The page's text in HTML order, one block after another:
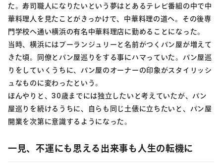
た。寿司職人になりたいという夢はとあるテレビ番組の中で中
華料理人を見たことがきっかけで、中華料理の道へ。その後専
門学校へ通い横浜の有名中華料理店に勤めることになった。
当時、横浜にはブーランジュリーと名前がつくパン屋が増えて
きた頃。同僚とパン屋巡りをする事にハマっていた。パン屋巡
りをしていくうちに、パン屋のオーナーの印象がスタイリッシ
ュなものに変わったという。
ぼんやりと、30歳までには独立したいと考えていたが、パン
屋巡りを続けるうちに、自らも同じ土俵に立ちたいと、パン屋
開業を次第に意識するようになった。
一見、不運にも思える出来事も人生の転機に